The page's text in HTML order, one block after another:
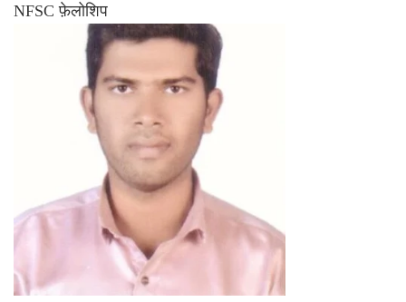
NFSC फ़ेलोशिप